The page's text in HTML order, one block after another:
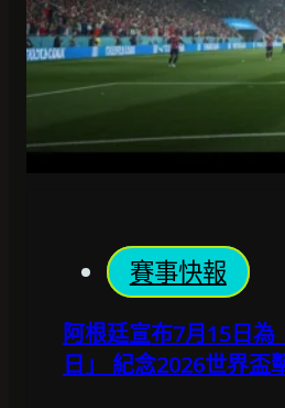
賽事快報
阿根廷宣布7月15日為
日」 紀念2026世界盃